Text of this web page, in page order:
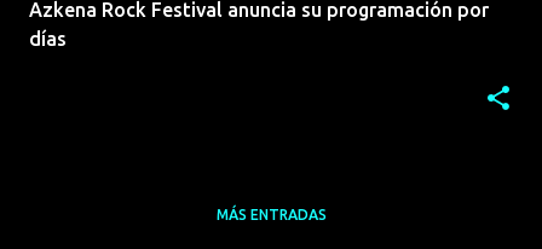
Azkena Rock Festival anuncia su programación por
días
MÁS ENTRADAS